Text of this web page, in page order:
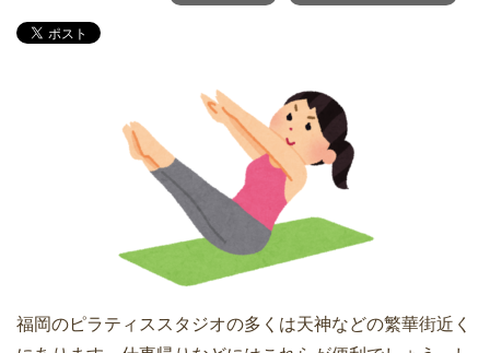
福岡のピラティススタジオの多くは天神などの繁華街近く